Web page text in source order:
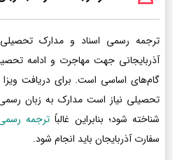
ترجمه رسمی اسناد و مدارک
آذربایجانی جهت مهاجرت و ادامه
گام‌های اساسی است. برای دریافت ویزا
تحصیلی نیاز است مدارک به زبان
شناخته شود؛ بنابراین غالباً ترجمه
سفارت آذربایجان باید انجام شود.